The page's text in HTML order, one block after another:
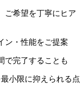
ご希望を丁寧にヒア
ン・性能をご提案
で完了することも
小限に抑えられる点